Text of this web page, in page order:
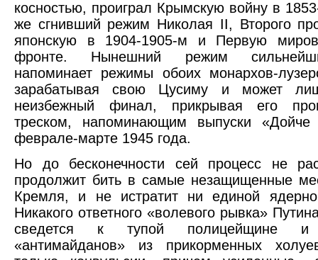
косностью, проиграл Крымскую войну в
же сгнивший режим Николая II, Второго
японскую в 1904-1905-м и Первую
фронте. Нынешний режим
напоминает режимы обоих монархов-
зарабатывая свою Цусиму и может
неизбежный финал, прикрывая его
треском, напоминающим выпуски
феврале-марте 1945 года.
Но до бесконечности сей процесс не
продолжит бить в самые незащищенные
Кремля, и не истратит ни единой
Никакого ответного «волевого рывка»
сведется к тупой полицейщине и
«антимайданов» из прикорменных